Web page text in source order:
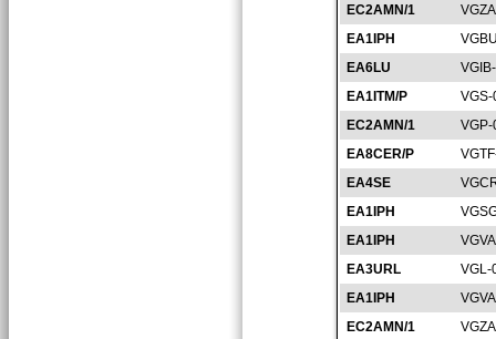
EC2AMN/1
EA1IPH
EA6LU
EA1ITM/P
EC2AMN/1
EA8CER/P
EA4SE
EA1IPH
EA1IPH
EA3URL
VGL-
EA1IPH
EC2AMN/1